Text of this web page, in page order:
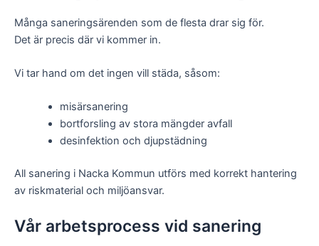
Många saneringsärenden som de flesta drar sig för.
Det är precis där vi kommer in.
Vi tar hand om det ingen vill städa, såsom:
misärsanering
bortforsling av stora mängder avfall
desinfektion och djupstädning
All sanering i Nacka Kommun utförs med korrekt hantering
av riskmaterial och miljöansvar.
Vår arbetsprocess vid sanering